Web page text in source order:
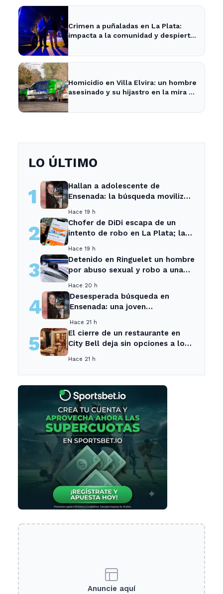
Crimen a puñaladas en La Plata:
impacta a la comunidad y despierta
Homicidio en Villa Elvira: un hombre
asesinado y su hijastro en la mira de
LO ÚLTIMO
1
Hallan a adolescente de
Ensenada: la búsqueda movilizó
Hace 19 h
2
Chofer de DiDi escapa de un
intento de robo en La Plata; la
Hace 19 h
3
Detenido en Ringuelet un hombre
por abuso sexual y robo a una
Hace 20 h
4
Desesperada búsqueda en
Ensenada: una joven
Hace 21 h
5
El cierre de un restaurante en
City Bell deja sin opciones a los
Hace 21 h
Anuncie aquí